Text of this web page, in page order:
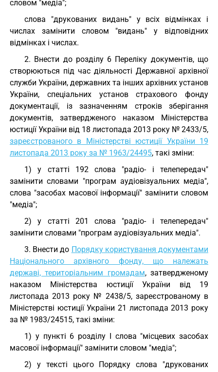
словом "медіа";
слова "друкованих видань" у всіх відмінках і
числах замінити словом "видань" у відповідних
відмінках і числах.
2. Внести до розділу 6 Переліку документів, що
створюються під час діяльності Державної архівної
служби України, державних та інших архівних установ
України, спеціальних установ страхового фонду
документації, із зазначенням строків зберігання
документів, затвердженого наказом Міністерства
юстиції України від 18 листопада 2013 року № 2433/5,
зареєстрованого в Міністерстві юстиції України 19
листопада 2013 року за № 1963/24495, такі зміни:
1) у статті 192 слова "радіо- і телепередач"
замінити словами "програм аудіовізуальних медіа",
слова "засобах масової інформації" замінити словом
"медіа";
2) у статті 201 слова "радіо- і телепередач"
замінити словами "програм аудіовізуальних медіа".
3. Внести до Порядку користування документами
Національного архівного фонду, що належать
державі, територіальним громадам, затвердженому
наказом Міністерства юстиції України від 19
листопада 2013 року № 2438/5, зареєстрованому в
Міністерстві юстиції України 21 листопада 2013 року
за № 1983/24515, такі зміни:
1) у пункті 6 розділу І слова "місцевих засобах
масової інформації" замінити словом "медіа";
2) у тексті цього Порядку слова "друкованих